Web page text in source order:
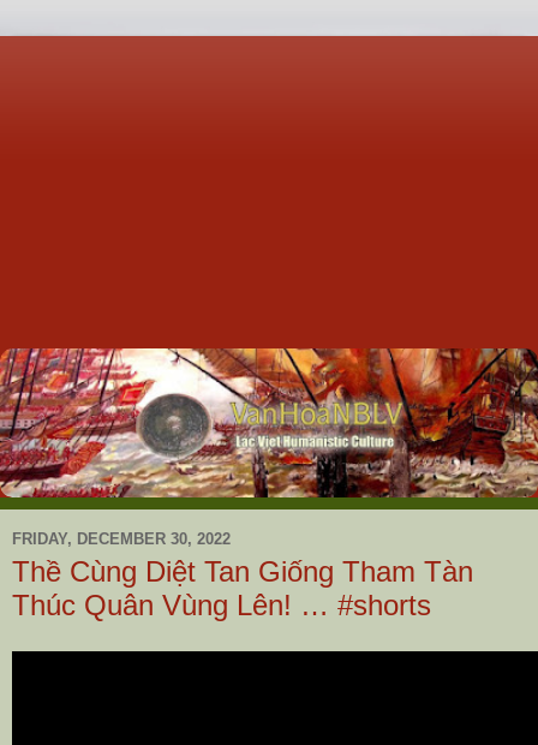
FRIDAY, DECEMBER 30, 2022
Thề Cùng Diệt Tan Giống Tham Tàn
Thúc Quân Vùng Lên! … #shorts